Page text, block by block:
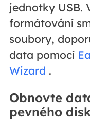
jednotky USB.
formátování
soubory,
data pomocí
Wizard .
Obnovte
pevného